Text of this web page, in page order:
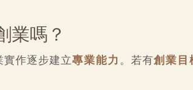
業嗎？
作逐步建立專業能力 。若有創業目